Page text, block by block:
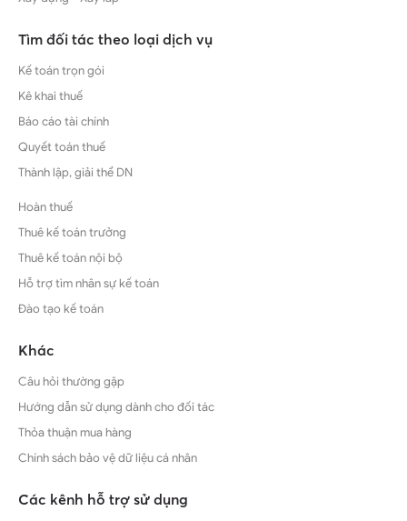
Tìm đối tác theo loại dịch vụ
Kế toán trọn gói
Kê khai thuế
Báo cáo tài chính
Quyết toán thuế
Thành lập, giải thể DN
Hoàn thuế
Thuê kế toán trưởng
Thuê kế toán nội bộ
Hỗ trợ tìm nhân sự kế toán
Đào tạo kế toán
Khác
Câu hỏi thường gặp
Hướng dẫn sử dụng dành cho đối tác
Thỏa thuận mua hàng
Chính sách bảo vệ dữ liệu cá nhân
Các kênh hỗ trợ sử dụng